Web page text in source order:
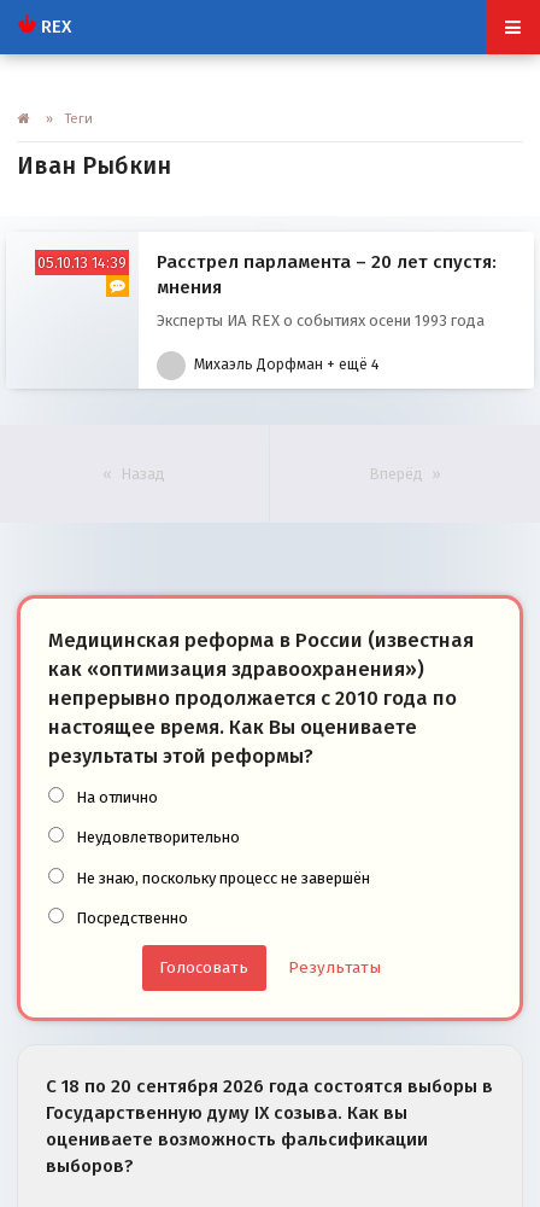
REX
» Теги
Иван Рыбкин
05.10.13 14:39
Расстрел парламента – 20 лет спустя:
мнения
Эксперты ИА REX о событиях осени 1993 года
Михаэль Дорфман + ещё 4
Назад Вперёд
Медицинская реформа в России (известная
как «оптимизация здравоохранения»)
непрерывно продолжается с 2010 года по
настоящее время. Как Вы оцениваете
результаты этой реформы?
На отлично
Неудовлетворительно
Не знаю, поскольку процесс не завершён
Посредственно
Результаты
С 18 по 20 сентября 2026 года состоятся выборы в
Государственную думу IX созыва. Как вы
оцениваете возможность фальсификации
выборов?